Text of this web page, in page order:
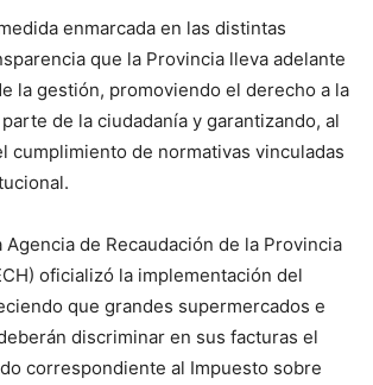
enmarcada en las distintas
que la Provincia lleva adelante
la gestión, promoviendo el derecho a la
de la ciudadanía y garantizando, al
cumplimiento de normativas vinculadas
Agencia de Recaudación de la Provincia
oficializó la implementación del
que grandes supermercados e
discriminar en sus facturas el
correspondiente al Impuesto sobre